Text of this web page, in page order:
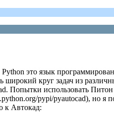
Python это язык
широкий круг задач из
Попытки использовать
pypi/pyautocad), но
к Автокад: